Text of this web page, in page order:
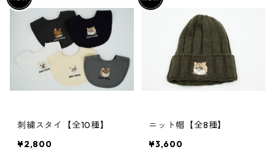
刺繍スタイ【全10種】
¥2,800
ニット帽【全8種】
¥3,600